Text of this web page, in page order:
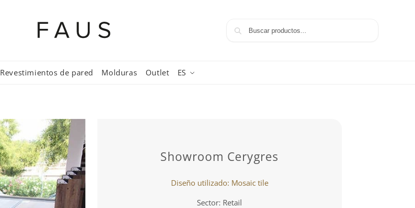
Revestimientos de pared Molduras Outlet ES
Showroom Cerygres
Diseño utilizado: Mosaic tile
Sector: Retail